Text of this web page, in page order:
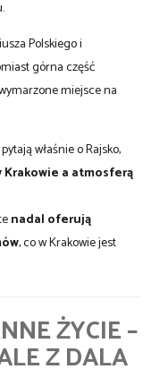
Polskiego i
górna część
miejsce na
właśnie o Rajsko,
Krakowie a atmosferą
nadal oferują
, co w Krakowie jest
ŻYCIE –
Z DALA